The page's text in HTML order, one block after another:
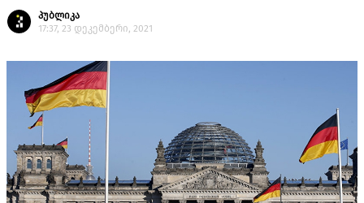
პუბლიკა
17:37, 23 დეკემბერი, 2021